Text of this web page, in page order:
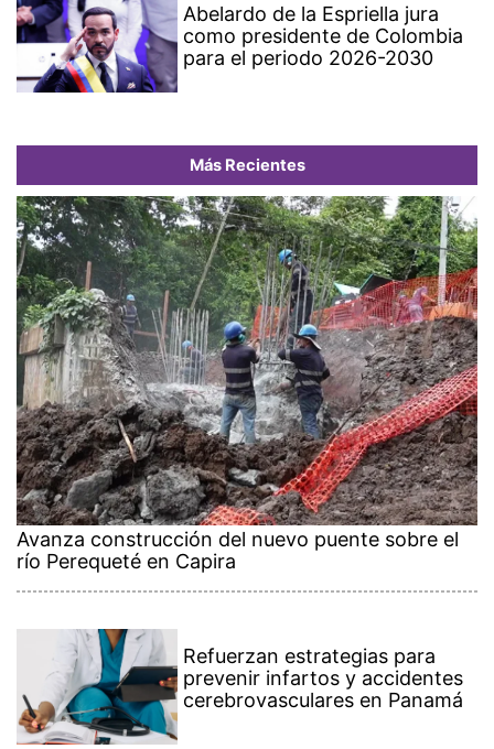
Abelardo de la Espriella jura
como presidente de Colombia
para el periodo 2026-2030
Más Recientes
Avanza construcción del nuevo puente sobre el
río Perequeté en Capira
Refuerzan estrategias para
prevenir infartos y accidentes
cerebrovasculares en Panamá